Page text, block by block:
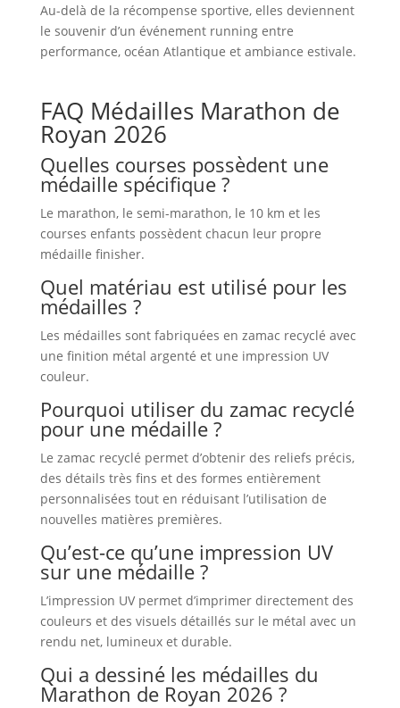
Au-delà de la récompense sportive, elles deviennent
le souvenir d’un événement running entre
performance, océan Atlantique et ambiance estivale.
FAQ Médailles Marathon de
Royan 2026
Quelles courses possèdent une
médaille spécifique ?
Le marathon, le semi-marathon, le 10 km et les
courses enfants possèdent chacun leur propre
médaille finisher.
Quel matériau est utilisé pour les
médailles ?
Les médailles sont fabriquées en zamac recyclé avec
une finition métal argenté et une impression UV
couleur.
Pourquoi utiliser du zamac recyclé
pour une médaille ?
Le zamac recyclé permet d’obtenir des reliefs précis,
des détails très fins et des formes entièrement
personnalisées tout en réduisant l’utilisation de
nouvelles matières premières.
Qu’est-ce qu’une impression UV
sur une médaille ?
L’impression UV permet d’imprimer directement des
couleurs et des visuels détaillés sur le métal avec un
rendu net, lumineux et durable.
Qui a dessiné les médailles du
Marathon de Royan 2026 ?